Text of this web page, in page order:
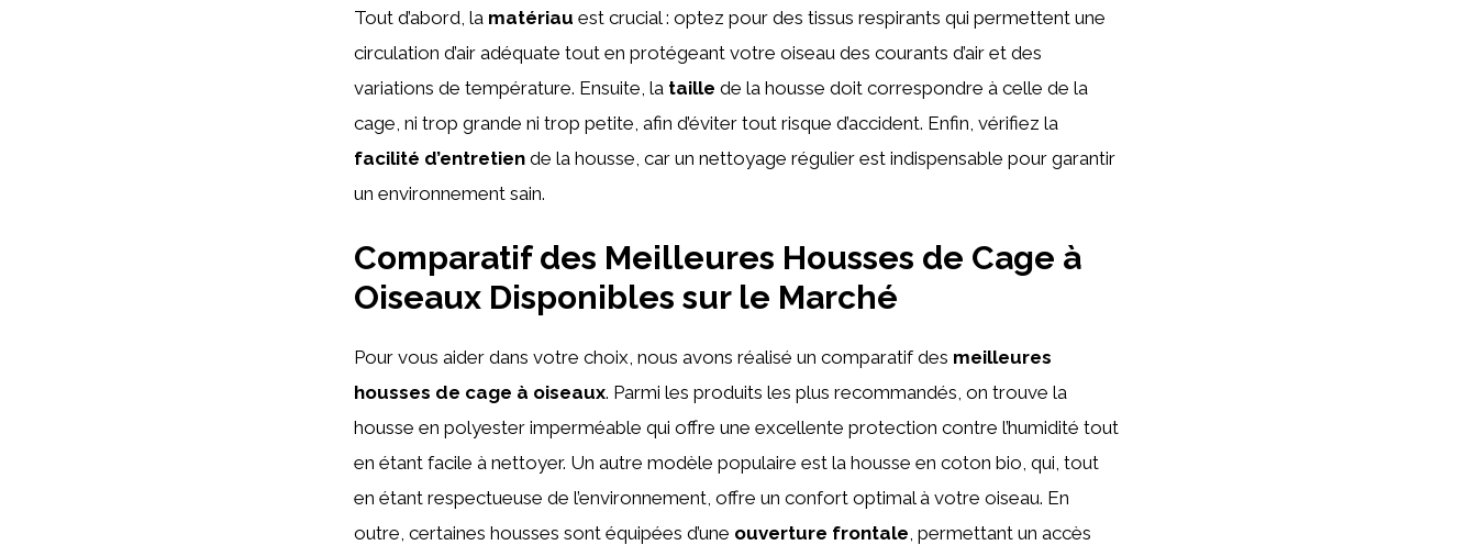
Tout d’abord, la matériau est crucial : optez pour des tissus respirants qui permettent une
circulation d’air adéquate tout en protégeant votre oiseau des courants d’air et des
variations de température. Ensuite, la taille de la housse doit correspondre à celle de la
cage, ni trop grande ni trop petite, afin d’éviter tout risque d’accident. Enfin, vérifiez la
facilité d’entretien de la housse, car un nettoyage régulier est indispensable pour garantir
un environnement sain.
Comparatif des Meilleures Housses de Cage à
Oiseaux Disponibles sur le Marché
Pour vous aider dans votre choix, nous avons réalisé un comparatif des meilleures
housses de cage à oiseaux. Parmi les produits les plus recommandés, on trouve la
housse en polyester imperméable qui offre une excellente protection contre l’humidité tout
en étant facile à nettoyer. Un autre modèle populaire est la housse en coton bio, qui, tout
en étant respectueuse de l’environnement, offre un confort optimal à votre oiseau. En
outre, certaines housses sont équipées d’une ouverture frontale, permettant un accès